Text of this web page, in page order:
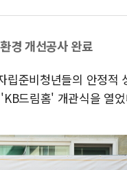
10월 보완수
민주당, 오늘
뉴욕증시, 고
트럼프, 쿡 연
유럽증시,
미 연준 매파
경 개선공사 완료
준비청년들의 안정적
드림홈' 개관식을 열